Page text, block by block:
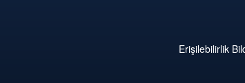
Erişilebilirlik